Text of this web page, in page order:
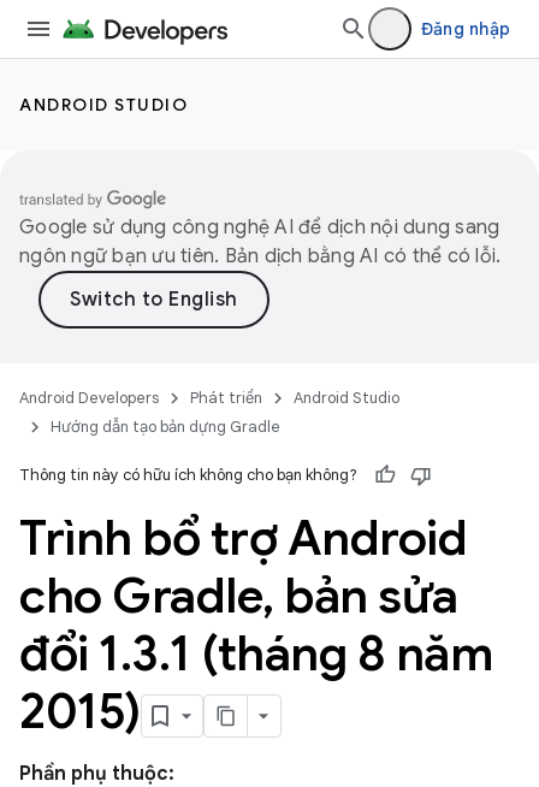
Đăng nhập
ANDROID STUDIO
Google sử dụng công nghệ AI để dịch nội dung sang
ngôn ngữ bạn ưu tiên. Bản dịch bằng AI có thể có lỗi.
Android Developers Phát triển
Android Studio
Hướng dẫn tạo bản dựng Gradle
Thông tin này có hữu ích không cho bạn không?
Trình bổ trợ Android
cho Gradle, bản sửa
đổi 1.3.1 (tháng 8 năm
2015)
Phần phụ thuộc: